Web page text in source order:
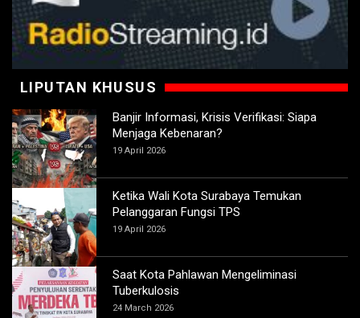
LIPUTAN KHUSUS
Banjir Informasi, Krisis Verifikasi: Siapa
Menjaga Kebenaran?
19 April 2026
Ketika Wali Kota Surabaya Temukan
Pelanggaran Fungsi TPS
19 April 2026
Saat Kota Pahlawan Mengeliminasi
Tuberkulosis
24 March 2026